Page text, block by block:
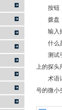
按钮：
拨盘（
输入插
什么
测试引
上的探头
术语计
号的微小